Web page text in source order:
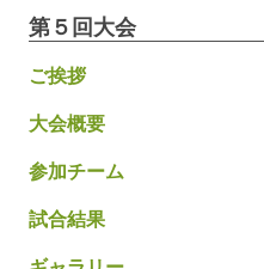
第５回大会
ご挨拶
大会概要
参加チーム
試合結果